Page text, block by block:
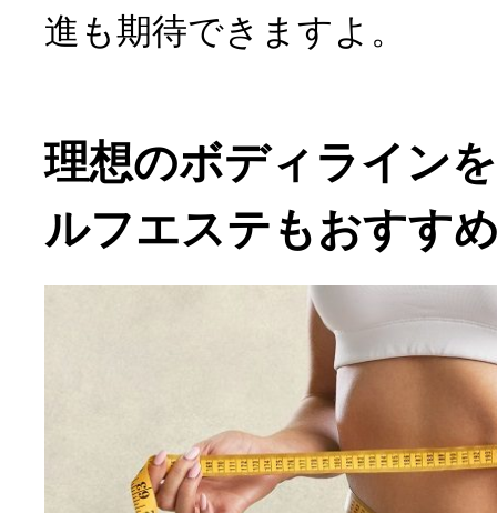
進も期待できますよ。
理想のボディライン
ルフエステもおすす